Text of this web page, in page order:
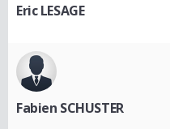
Eric LESAGE
Fabien SCHUSTER